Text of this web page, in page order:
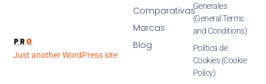
Just another WordPress site
Generales
(General Terms
and Conditions)
Política de
Cookies (Cookie
Policy)
Comparativas
Marcas
Blog